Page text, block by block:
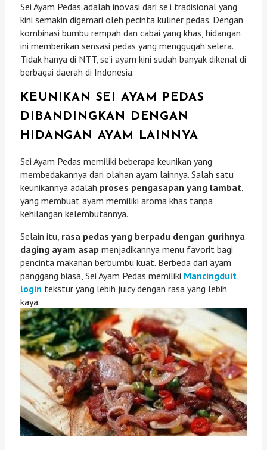
Sei Ayam Pedas adalah inovasi dari se’i tradisional yang
kini semakin digemari oleh pecinta kuliner pedas. Dengan
kombinasi bumbu rempah dan cabai yang khas, hidangan
ini memberikan sensasi pedas yang menggugah selera.
Tidak hanya di NTT, se’i ayam kini sudah banyak dikenal di
berbagai daerah di Indonesia.
KEUNIKAN SEI AYAM PEDAS
DIBANDINGKAN DENGAN
HIDANGAN AYAM LAINNYA
Sei Ayam Pedas memiliki beberapa keunikan yang
membedakannya dari olahan ayam lainnya. Salah satu
keunikannya adalah proses pengasapan yang lambat,
yang membuat ayam memiliki aroma khas tanpa
kehilangan kelembutannya.
Selain itu, rasa pedas yang berpadu dengan gurihnya
daging ayam asap menjadikannya menu favorit bagi
pencinta makanan berbumbu kuat. Berbeda dari ayam
panggang biasa, Sei Ayam Pedas memiliki Mancingduit
login tekstur yang lebih juicy dengan rasa yang lebih
kaya.